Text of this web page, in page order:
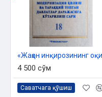
4 500 сўм
Саватчага қўшиш